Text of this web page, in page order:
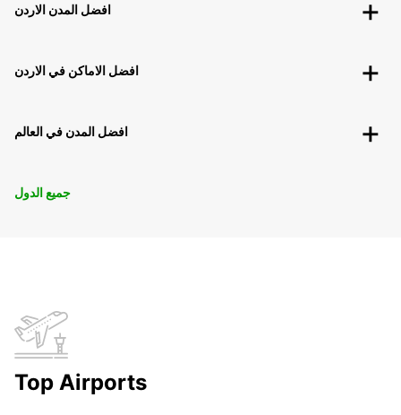
افضل المدن الاردن
افضل الاماكن في الاردن
افضل المدن في العالم
جميع الدول
Top Airports